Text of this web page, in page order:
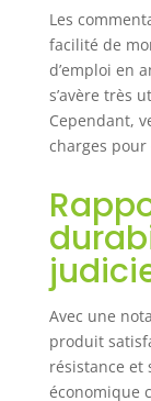
Les
facilité de
d’emploi en
s’avère très
Cependant,
charges
Avec une
produit
résistance et
économique